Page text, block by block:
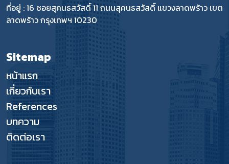
ที่อยู่ : 16 ซอยสุคนธสวัสดิ์ 11 ถนนสุคนธสวัสดิ์ แขวงลาดพร้าว เขต
ลาดพร้าว กรุงเทพฯ 10230
Sitemap
หน้าแรก
เกี่ยวกับเรา
References
บทความ
ติดต่อเรา